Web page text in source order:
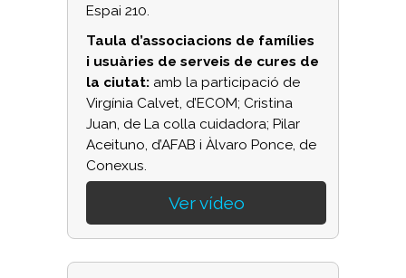
Espai 210.
Taula d’associacions de famílies
i usuàries de serveis de cures de
la ciutat: amb la participació de
Virgínia Calvet, d’ECOM; Cristina
Juan, de La colla cuidadora; Pilar
Aceituno, d’AFAB i Àlvaro Ponce, de
Conexus.
Ver vídeo